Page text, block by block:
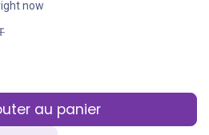
now
au panier